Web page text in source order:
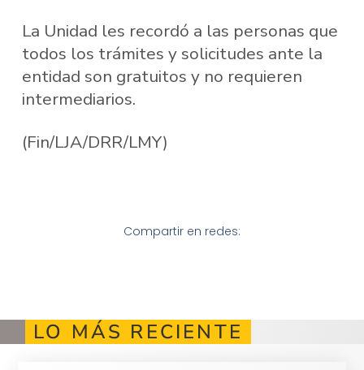
La Unidad les recordó a las personas que
todos los trámites y solicitudes ante la
entidad son gratuitos y no requieren
intermediarios.
(Fin/LJA/DRR/LMY)
Compartir en redes:
LO MÁS RECIENTE